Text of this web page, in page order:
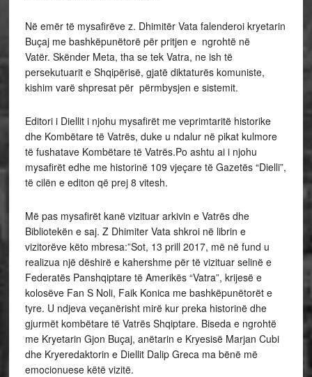
Në emër të mysafirëve z. Dhimitër Vata falenderoi kryetarin
Buçaj me bashkëpunëtorë për pritjen e ngrohtë në
Vatër. Skënder Meta, tha se tek Vatra, ne ish të
persekutuarit e Shqipërisë, gjatë diktaturës komuniste,
kishim varë shpresat për përmbysjen e sistemit.
Editori i Diellit i njohu mysafirët me veprimtaritë historike
dhe Kombëtare të Vatrës, duke u ndalur në pikat kulmore
të fushatave Kombëtare të Vatrës.Po ashtu ai i njohu
mysafirët edhe me historinë 109 vjeçare të Gazetës “Dielli”,
të cilën e editon që prej 8 vitesh.
Më pas mysafirët kanë vizituar arkivin e Vatrës dhe
Bibliotekën e saj. Z Dhimiter Vata shkroi në librin e
vizitorëve këto mbresa:”Sot, 13 prill 2017, më në fund u
realizua një dëshirë e kahershme për të vizituar selinë e
Federatës Panshqiptare të Amerikës “Vatra”, krijesë e
kolosëve Fan S Noli, Faik Konica me bashkëpunëtorët e
tyre. U ndjeva veçanërisht mirë kur preka historinë dhe
gjurmët kombëtare të Vatrës Shqiptare. Biseda e ngrohtë
me Kryetarin Gjon Buçaj, anëtarin e Kryesisë Marjan Cubi
dhe Kryeredaktorin e Diellit Dalip Greca ma bënë më
emocionuese këtë vizitë.